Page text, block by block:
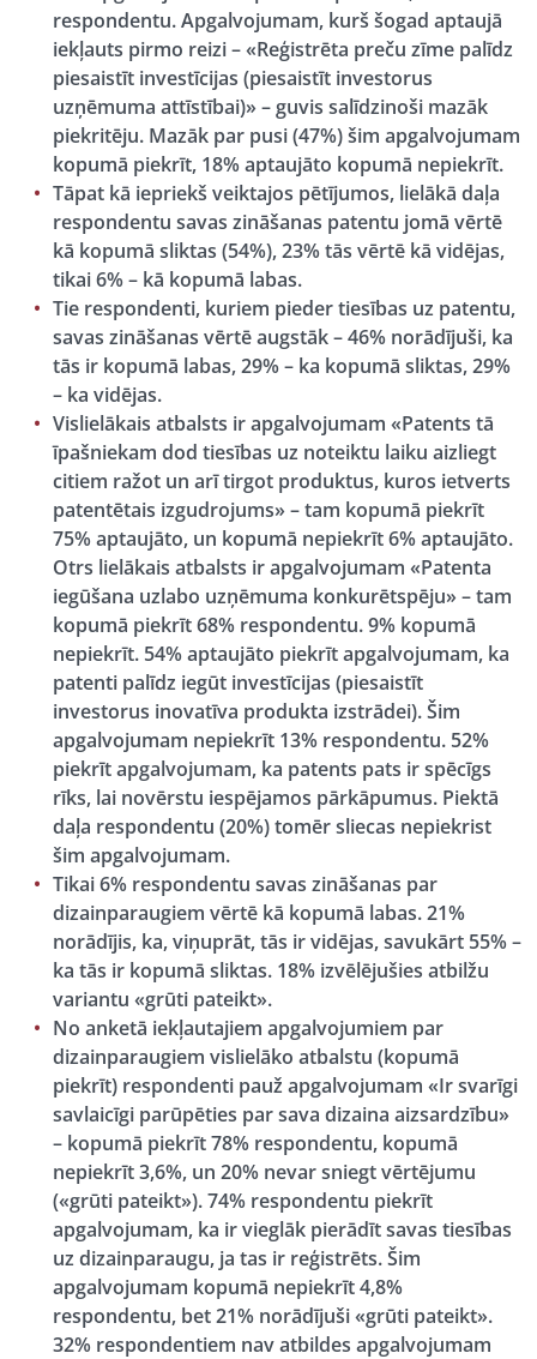
respondentu. Apgalvojumam, kurš šogad aptaujā
iekļauts pirmo reizi – «Reģistrēta preču zīme palīdz
piesaistīt investīcijas (piesaistīt investorus
uzņēmuma attīstībai)» – guvis salīdzinoši mazāk
piekritēju. Mazāk par pusi (47%) šim apgalvojumam
kopumā piekrīt, 18% aptaujāto kopumā nepiekrīt.
Tāpat kā iepriekš veiktajos pētījumos, lielākā daļa
respondentu savas zināšanas patentu jomā vērtē
kā kopumā sliktas (54%), 23% tās vērtē kā vidējas,
tikai 6% – kā kopumā labas.
Tie respondenti, kuriem pieder tiesības uz patentu,
savas zināšanas vērtē augstāk – 46% norādījuši, ka
tās ir kopumā labas, 29% – ka kopumā sliktas, 29%
– ka vidējas.
Vislielākais atbalsts ir apgalvojumam «Patents tā
īpašniekam dod tiesības uz noteiktu laiku aizliegt
citiem ražot un arī tirgot produktus, kuros ietverts
patentētais izgudrojums» – tam kopumā piekrīt
75% aptaujāto, un kopumā nepiekrīt 6% aptaujāto.
Otrs lielākais atbalsts ir apgalvojumam «Patenta
iegūšana uzlabo uzņēmuma konkurētspēju» – tam
kopumā piekrīt 68% respondentu. 9% kopumā
nepiekrīt. 54% aptaujāto piekrīt apgalvojumam, ka
patenti palīdz iegūt investīcijas (piesaistīt
investorus inovatīva produkta izstrādei). Šim
apgalvojumam nepiekrīt 13% respondentu. 52%
piekrīt apgalvojumam, ka patents pats ir spēcīgs
rīks, lai novērstu iespējamos pārkāpumus. Piektā
daļa respondentu (20%) tomēr sliecas nepiekrist
šim apgalvojumam.
Tikai 6% respondentu savas zināšanas par
dizainparaugiem vērtē kā kopumā labas. 21%
norādījis, ka, viņuprāt, tās ir vidējas, savukārt 55% –
ka tās ir kopumā sliktas. 18% izvēlējušies atbilžu
variantu «grūti pateikt».
No anketā iekļautajiem apgalvojumiem par
dizainparaugiem vislielāko atbalstu (kopumā
piekrīt) respondenti pauž apgalvojumam «Ir svarīgi
savlaicīgi parūpēties par sava dizaina aizsardzību»
– kopumā piekrīt 78% respondentu, kopumā
nepiekrīt 3,6%, un 20% nevar sniegt vērtējumu
(«grūti pateikt»). 74% respondentu piekrīt
apgalvojumam, ka ir vieglāk pierādīt savas tiesības
uz dizainparaugu, ja tas ir reģistrēts. Šim
apgalvojumam kopumā nepiekrīt 4,8%
respondentu, bet 21% norādījuši «grūti pateikt».
32% respondentiem nav atbildes apgalvojumam